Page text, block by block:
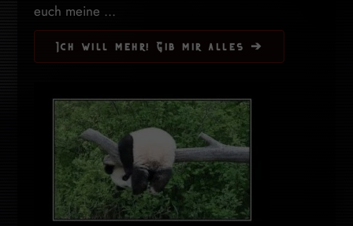
euch meine ...
Ich will mehr! Gib mir alles ➔